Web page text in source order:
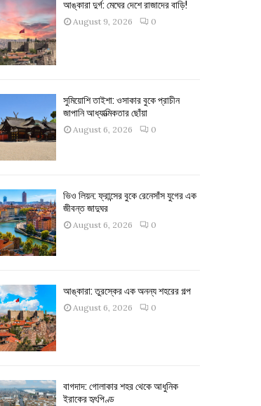
আঙ্কারা দুর্গ: মেঘের দেশে রাজাদের বাড়ি!
August 9, 2026 0
সুমিয়োশি তাইশা: ওসাকার বুকে প্রাচীন
জাপানি আধ্যাত্মিকতার ছোঁয়া
August 6, 2026 0
ভিও লিয়ন: ফ্রান্সের বুকে রেনেসাঁস যুগের এক
জীবন্ত জাদুঘর
August 6, 2026 0
আঙ্কারা: তুরস্কের এক অনন্য শহরের গল্প
August 6, 2026 0
বাগদাদ: গোলাকার শহর থেকে আধুনিক
ইরাকের হৃৎপিণ্ড